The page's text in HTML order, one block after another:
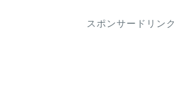
スポンサードリンク